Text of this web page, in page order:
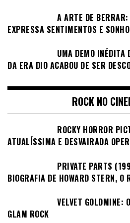
A ARTE DE
EXPRESSA SENTIMENTOS E
UMA DEMO INÉDITA
DA ERA DIO ACABOU DE SER
ROCK NO
ROCKY HORROR
ATUALÍSSIMA E DESVAIRADA
PRIVATE PARTS
BIOGRAFIA DE HOWARD STERN, O
VELVET GOLDMINE:
GLAM ROCK